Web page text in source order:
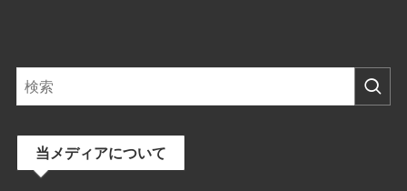
当メディアについて